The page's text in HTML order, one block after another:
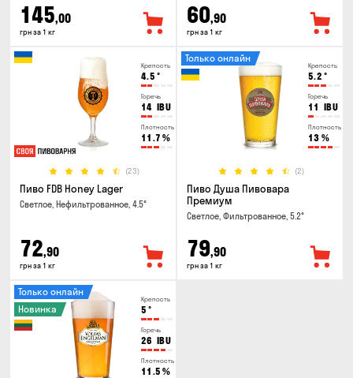
145,00
грн за 1 кг
60,90
грн за 1 кг
Крепость
4.5 °
Горечь
14 IBU
Плотность
11.7 %
(23)
Пиво FDB Honey Lager
Светлое, Нефильтрованное, 4.5°
72,90
грн за 1 кг
Крепость
5.2 °
Горечь
11 IBU
Плотность
13 %
(2)
Только онлайн
Пиво Душа Пивовара
Премиум
Светлое, Фильтрованное, 5.2°
79,90
грн за 1 кг
Крепость
5 °
Горечь
26 IBU
Плотность
11.5 %
Только онлайн
Новинка